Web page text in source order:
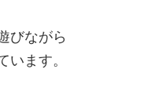
びながら
います。